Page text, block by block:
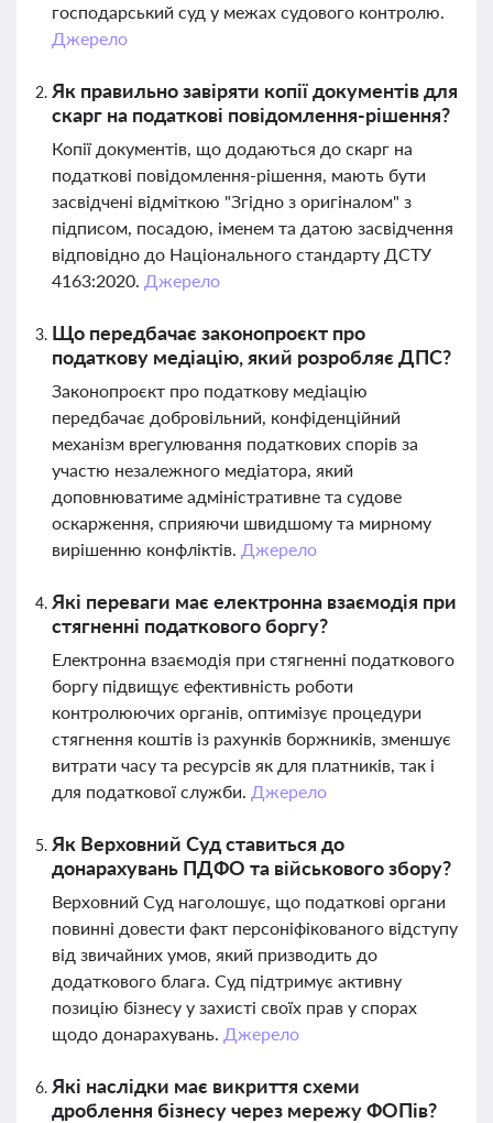
господарський суд у межах судового контролю.
Джерело
Як правильно завіряти копії документів для
скарг на податкові повідомлення-рішення?
Копії документів, що додаються до скарг на
податкові повідомлення-рішення, мають бути
засвідчені відміткою "Згідно з оригіналом" з
підписом, посадою, іменем та датою засвідчення
відповідно до Національного стандарту ДСТУ
4163:2020. Джерело
Що передбачає законопроєкт про
податкову медіацію, який розробляє ДПС?
Законопроєкт про податкову медіацію
передбачає добровільний, конфіденційний
механізм врегулювання податкових спорів за
участю незалежного медіатора, який
доповнюватиме адміністративне та судове
оскарження, сприяючи швидшому та мирному
вирішенню конфліктів. Джерело
Які переваги має електронна взаємодія при
стягненні податкового боргу?
Електронна взаємодія при стягненні податкового
боргу підвищує ефективність роботи
контролюючих органів, оптимізує процедури
стягнення коштів із рахунків боржників, зменшує
витрати часу та ресурсів як для платників, так і
для податкової служби. Джерело
Як Верховний Суд ставиться до
донарахувань ПДФО та військового збору?
Верховний Суд наголошує, що податкові органи
повинні довести факт персоніфікованого відступу
від звичайних умов, який призводить до
додаткового блага. Суд підтримує активну
позицію бізнесу у захисті своїх прав у спорах
щодо донарахувань. Джерело
Які наслідки має викриття схеми
дроблення бізнесу через мережу ФОПів?